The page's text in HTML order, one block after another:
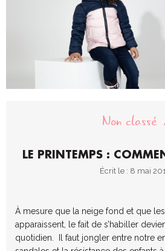
Non classé
LE PRINTEMPS :
Écrit le : 8 mai
À mesure que la neige fond et que les
apparaissent, le fait de s’habiller
quotidien. Il faut jongler entre notre